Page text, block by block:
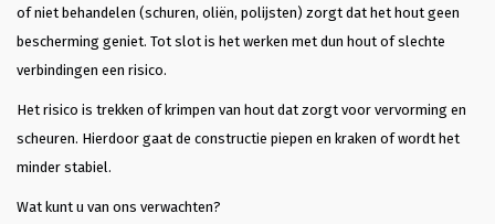
of niet behandelen (schuren, oliën, polijsten) zorgt dat het hout geen
bescherming geniet. Tot slot is het werken met dun hout of slechte
verbindingen een risico.
Het risico is trekken of krimpen van hout dat zorgt voor vervorming en
scheuren. Hierdoor gaat de constructie piepen en kraken of wordt het
minder stabiel.
Wat kunt u van ons verwachten?